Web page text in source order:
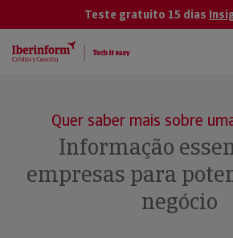
Teste gratuito 15 dias
Quer saber mais sobre
Informação
empresas para
negócio